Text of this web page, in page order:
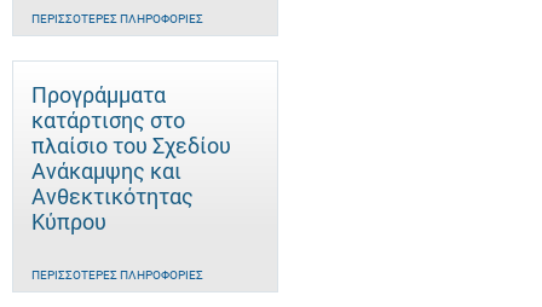
ΠΕΡΙΣΣΌΤΕΡΕΣ ΠΛΗΡΟΦΟΡΊΕΣ
Προγράμματα
κατάρτισης στο
πλαίσιο του Σχεδίου
Ανάκαμψης και
Ανθεκτικότητας
Κύπρου
ΠΕΡΙΣΣΌΤΕΡΕΣ ΠΛΗΡΟΦΟΡΊΕΣ